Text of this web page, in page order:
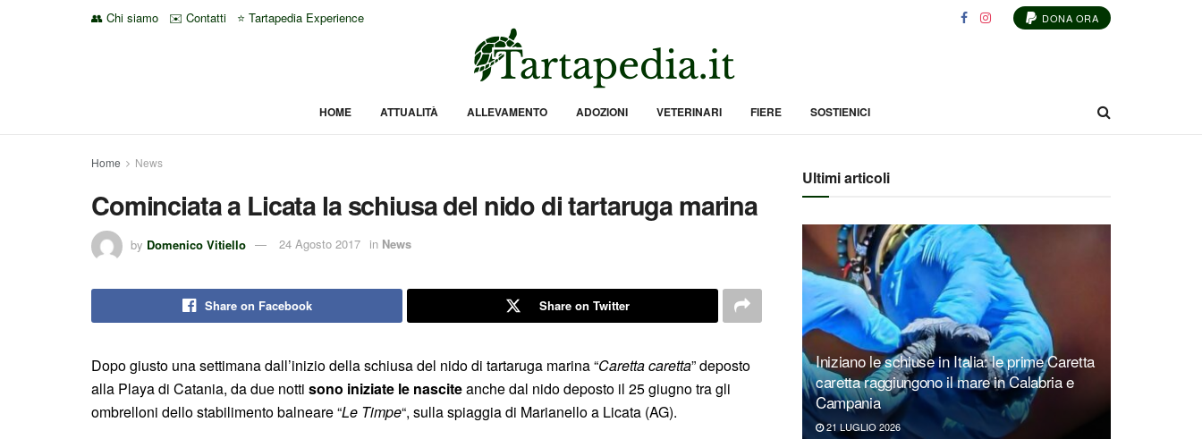
👥 Chi siamo ✉️ Contatti ⭐ Tartapedia Experience DONA ORA
HOME ATTUALITÀ ALLEVAMENTO ADOZIONI VETERINARI FIERE SOSTIENICI
Home News
Cominciata a Licata la schiusa del nido di tartaruga marina
by Domenico Vitiello 24 Agosto 2017 in News
Share on Facebook Share on Twitter
Dopo giusto una settimana dall’inizio della schiusa del nido di tartaruga marina “Caretta caretta” deposto
alla Playa di Catania, da due notti sono iniziate le nasciteanche dal nido deposto il 25 giugno tra gli
ombrelloni dello stabilimento balneare “Le Timpe“, sulla spiaggia di Marianello a Licata (AG).
Ultimi articoli
Iniziano le schiuse in Italia: le prime Caretta
caretta raggiungono il mare in Calabria e
Campania
21 LUGLIO 2026